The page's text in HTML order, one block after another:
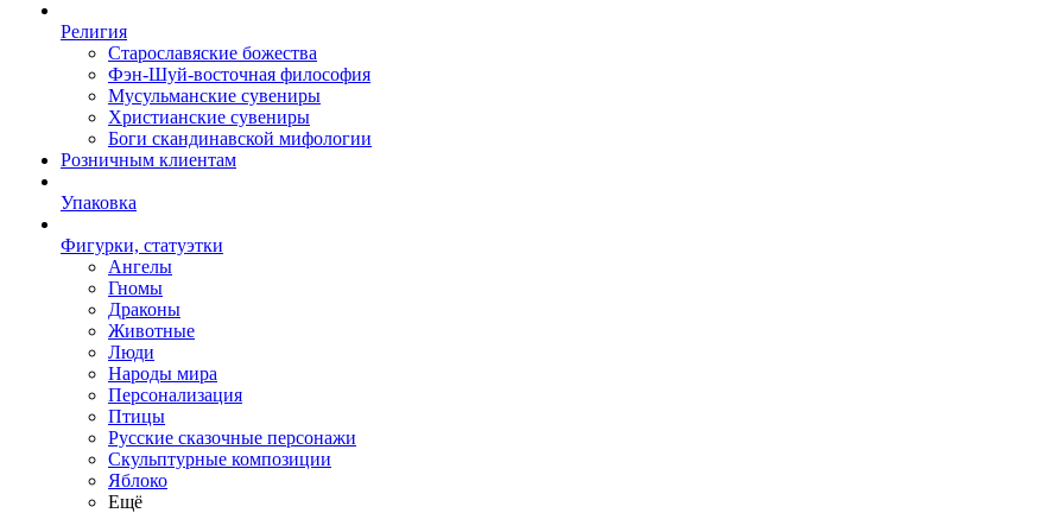
Религия
Старославяские божества
Фэн-Шуй-восточная философия
Мусульманские сувениры
Христианские сувениры
Боги скандинавской мифологии
Розничным клиентам
Упаковка
Фигурки, статуэтки
Ангелы
Гномы
Драконы
Животные
Люди
Народы мира
Персонализация
Птицы
Русские сказочные персонажи
Скульптурные композиции
Яблоко
Ещё